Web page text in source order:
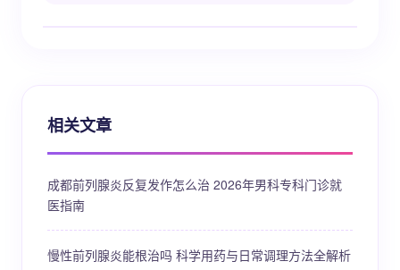
相关文章
成都前列腺炎反复发作怎么治 2026年男科专科门诊就
医指南
慢性前列腺炎能根治吗 科学用药与日常调理方法全解析